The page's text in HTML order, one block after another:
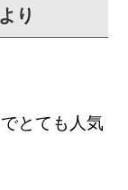
り
とても人気